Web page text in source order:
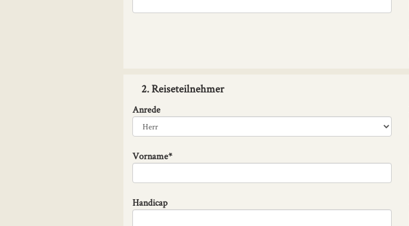
2. Reiseteilnehmer
Anrede
Vorname*
Handicap